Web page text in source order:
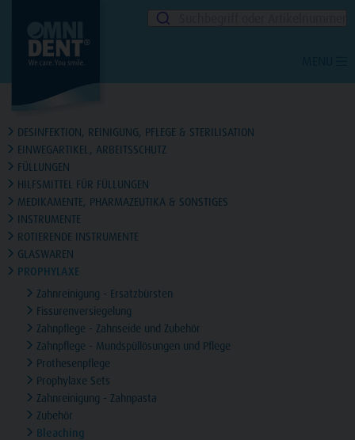
DESINFEKTION, REINIGUNG, PFLEGE & STERILISATION
EINWEGARTIKEL, ARBEITSSCHUTZ
FÜLLUNGEN
HILFSMITTEL FÜR FÜLLUNGEN
MEDIKAMENTE, PHARMAZEUTIKA & SONSTIGES
INSTRUMENTE
ROTIERENDE INSTRUMENTE
GLASWAREN
PROPHYLAXE
Zahnreinigung - Ersatzbürsten
Fissurenversiegelung
Zahnpflege - Zahnseide und Zubehör
Zahnpflege - Mundspüllösungen und Pflege
Prothesenpflege
Prophylaxe Sets
Zahnreinigung - Zahnpasta
Zubehör
Bleaching